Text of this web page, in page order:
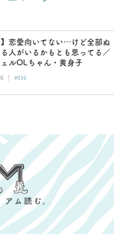
】恋愛向いてない…けど全部ぬ
る人がいるかもとも思ってる／
ルOLちゃん・黄身子
| #016